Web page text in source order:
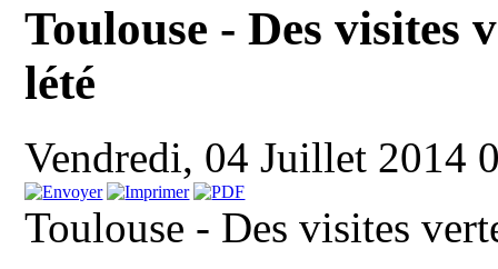
Toulouse - Des visites
lété
Vendredi, 04 Juillet 2014
Toulouse - Des visites